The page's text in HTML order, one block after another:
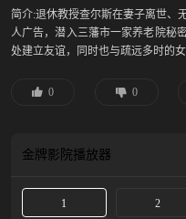
简介:退休教授查尔斯在妻子离世、
人广告，潜入三藩市一家养老院秘
处建立友谊，同时也与疏远多时的女
0 0
金牌影院播放器
1 2